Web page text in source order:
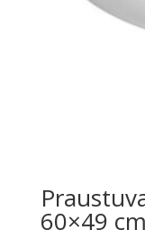
60×49 cm